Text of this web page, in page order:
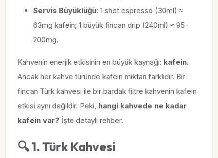
Servis Büyüklüğü: 1 shot espresso (30ml) ≈
63mg kafein; 1 büyük fincan drip (240ml) ≈ 95-
200mg.
Kahvenin enerjik etkisinin en büyük kaynağı: kafein.
Ancak her kahve türünde kafein miktarı farklıdır. Bir
fincan Türk kahvesi ile bir bardak filtre kahvenin kafein
etkisi aynı değildir. Peki, hangi kahvede ne kadar
kafein var? İşte detaylı rehber.
🔍 1. Türk Kahvesi